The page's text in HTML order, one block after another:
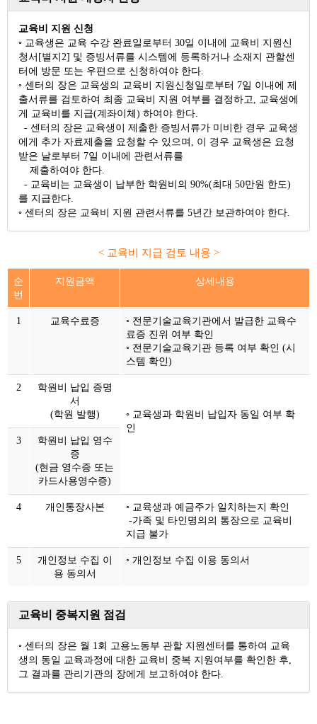
교육비 지원 신청
◦ 교육생은 교육 수강 완료일로부터 30일 이내에 교육비 지원신
청서[별지2] 및 증빙서류를 시스템에 등록하거나 소재지 관할센
터에 방문 또는 우편으로 신청하여야 한다.
◦ 센터의 장은 교육생의 교육비 지원신청일로부터 7일 이내에 제
출서류를 검토하여 최종 교육비 지원 여부를 결정하고, 교육생에
게 교육비를 지급(계좌이체) 하여야 한다.
- 센터의 장은 교육생이 제출한 증빙서류가 미비한 경우 교육생
에게 추가 자료제출을 요청할 수 있으며, 이 경우 교육생은 요청
받은 날로부터 7일 이내에 관련서류를
제출하여야 한다.
- 교육비는 교육생이 납부한 학원비의 90%(최대 50만원 한도)
를 지급한다.
◦ 센터의 장은 교육비 지원 관련서류를 5년간 보관하여야 한다.
< 교육비 지급 검토 내용 >
순
번
지원금액 상세내용
1 교육수료증
◦ 전문기술교육기관에서 발급한 교육수
료증 진위 여부 확인
◦ 전문기술교육기관 등록 여부 확인 (시
스템 확인)
2
학원비 납입 증명
서
(학원 발행)
◦ 교육생과 학원비 납입자 동일 여부 확
인
3
학원비 납입 영수
증
(현금 영수증 또는
카드사용영수증)
4 개인통장사본
◦ 교육생과 예금주가 일치하는지 확인
-가족 및 타인명의의 통장으로 교육비
지급 불가
5
개인정보 수집 이
용 동의서
◦ 개인정보 수집 이용 동의서
교육비 중복지원 점검
◦ 센터의 장은 월 1회 고용노동부 관할 지원센터를 통하여 교육
생의 동일 교육과정에 대한 교육비 중복 지원여부를 확인한 후,
그 결과를 관리기관의 장에게 보고하여야 한다.